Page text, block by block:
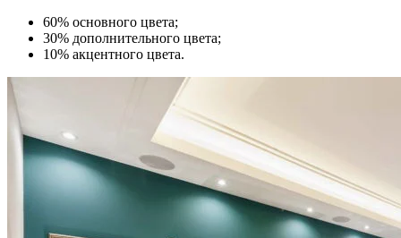
60% основного цвета;
30% дополнительного цвета;
10% акцентного цвета.